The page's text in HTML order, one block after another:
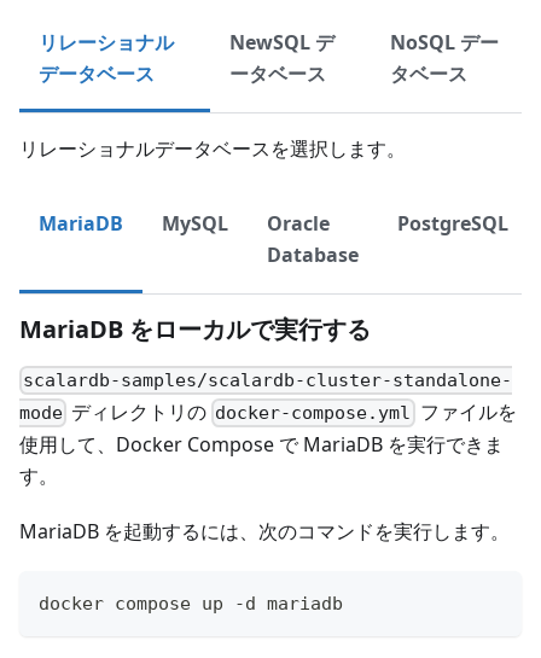
リレーショナル
データベース
NewSQL デ
ータベース
NoSQL デー
タベース
リレーショナルデータベースを選択します。
MariaDB MySQL
Oracle
Database
PostgreSQL
MariaDB をローカルで実行する
scalardb-samples/scalardb-cluster-standalone-
mode ディレクトリの docker-compose.yml ファイルを
使用して、Docker Compose で MariaDB を実行できま
す。
MariaDB を起動するには、次のコマンドを実行します。
docker compose up -d mariadb